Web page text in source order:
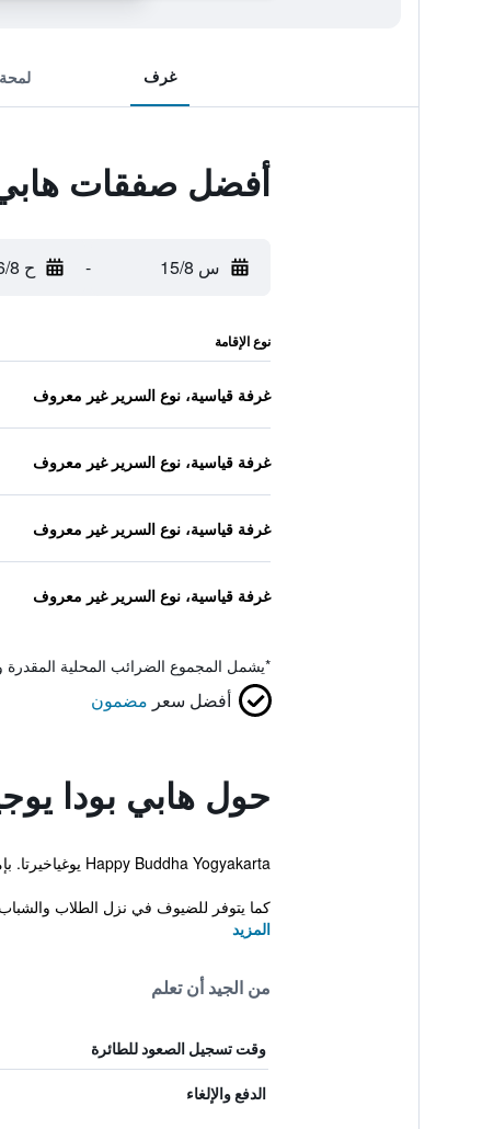
غرف
أفضل صفقات هابي
س 15/8 - ح 16/8
نوع الإقامة
غرفة قياسية، نوع السرير غير معروف
غرفة قياسية، نوع السرير غير معروف
غرفة قياسية، نوع السرير غير معروف
غرفة قياسية، نوع السرير غير معروف
*يشمل المجموع الضرائب المحلية
أفضل سعر مضمون
حول هابي بودا
Happy Buddha Yogyakarta يوغياخيرتا. بإمكان الضيوف خلال إقامتهم الاستفادة من الواي فاي المجاني.
كما يتوفر للضيوف في نزل الطلاب
المزيد
من الجيد أن تعلم
وقت تسجيل الصعود للطائرة
الدفع والإلغاء